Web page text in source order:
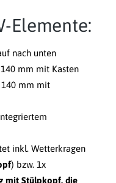
Elemente:
nach unten
mm mit Kasten
140 mm mit
inkl. Wetterkragen
) bzw. 1x
mit Stülpkopf, die